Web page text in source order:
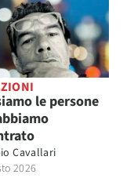
le persone
Cavallari
2026